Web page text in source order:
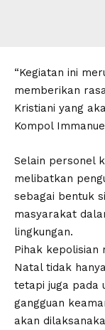
“Kegiatan ini
memberikan
Kristiani yang
Kompol
Selain personel
melibatkan
sebagai bentuk
masyarakat
lingkungan.
Pihak kepolisian
Natal tidak
tetapi juga pada
gangguan
akan